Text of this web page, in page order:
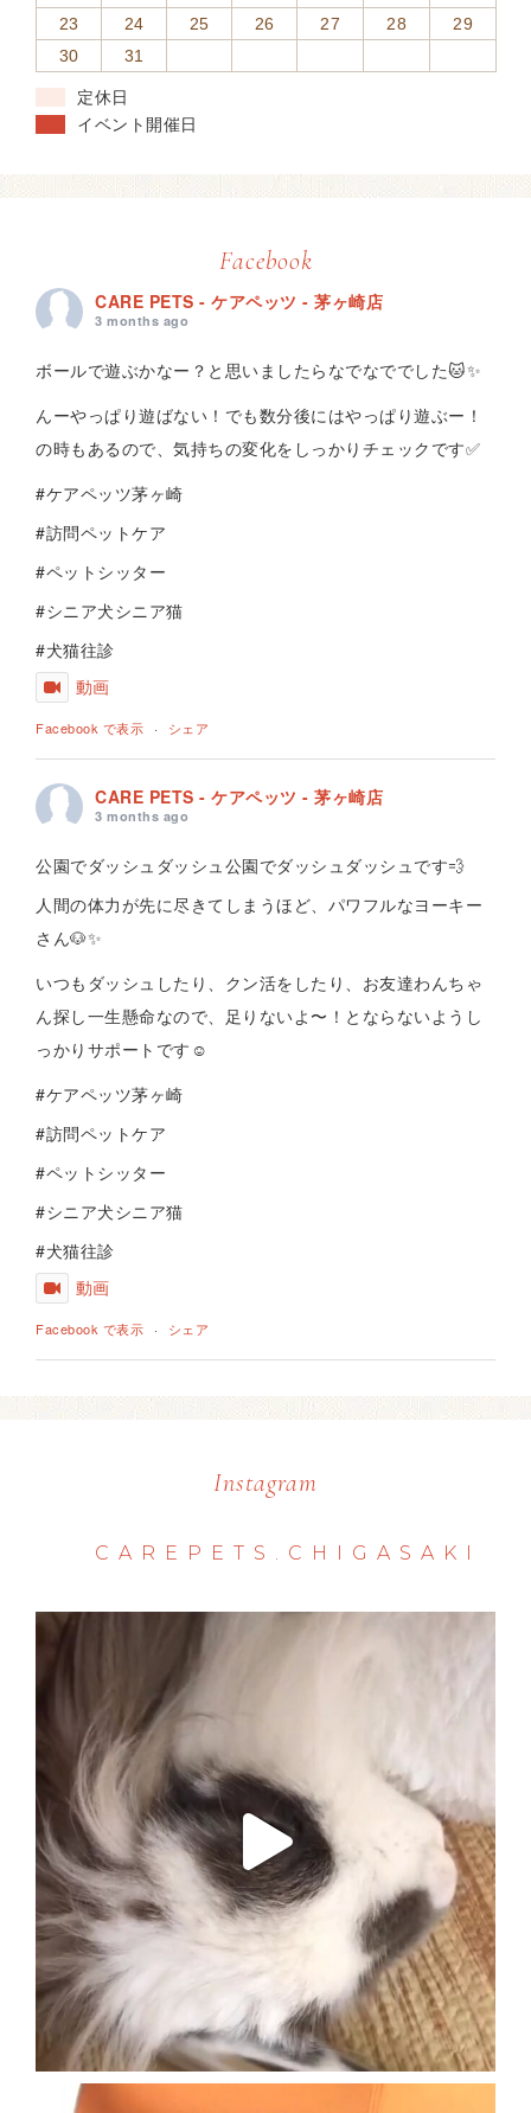
23
24 25 26 27 28
29
30
31
定休日
イベント開催日
Facebook
CARE PETS - ケアペッツ - 茅ヶ崎店
3 months ago
ボールで遊ぶかなー？と思いましたらなでなででした🐱✨
んーやっぱり遊ばない！でも数分後にはやっぱり遊ぶー！
の時もあるので、気持ちの変化をしっかりチェックです✅
#ケアペッツ茅ヶ崎
#訪問ペットケア
#ペットシッター
#シニア犬シニア猫
#犬猫往診
動画
Facebook で表示 · シェア
CARE PETS - ケアペッツ - 茅ヶ崎店
3 months ago
公園でダッシュダッシュ公園でダッシュダッシュです💨
人間の体力が先に尽きてしまうほど、パワフルなヨーキー
さん🐶✨
いつもダッシュしたり、クン活をしたり、お友達わんちゃ
ん探し一生懸命なので、足りないよ〜！とならないようし
っかりサポートです☺️
#ケアペッツ茅ヶ崎
#訪問ペットケア
#ペットシッター
#シニア犬シニア猫
#犬猫往診
動画
Facebook で表示 · シェア
Instagram
CAREPETS.CHIGASAKI